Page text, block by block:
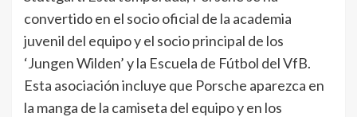
convertido en el socio oficial de la academia
juvenil del equipo y el socio principal de los
‘Jungen Wilden’ y la Escuela de Fútbol del VfB.
Esta asociación incluye que Porsche aparezca en
la manga de la camiseta del equipo y en los